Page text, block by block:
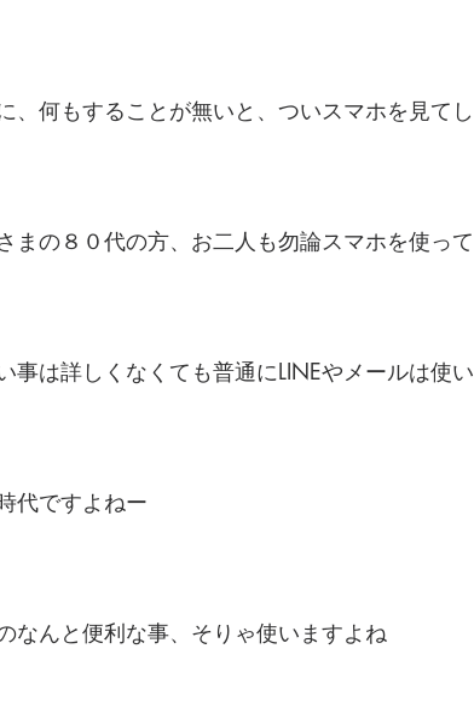
、何もすることが無いと、ついスマホを見て
まの８０代の方、お二人も勿論スマホを使っ
事は詳しくなくても普通にLINEやメールは使い
代ですよねー
なんと便利な事、そりゃ使いますよね